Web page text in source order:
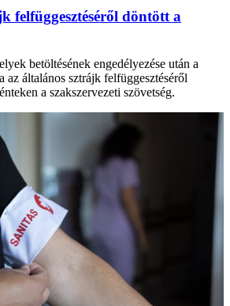
felfüggesztéséről döntött a
betöltésének engedélyezése után a
az általános sztrájk felfüggesztéséről
a szakszervezeti szövetség.